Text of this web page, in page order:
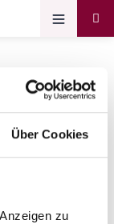
Über Cookies
zu